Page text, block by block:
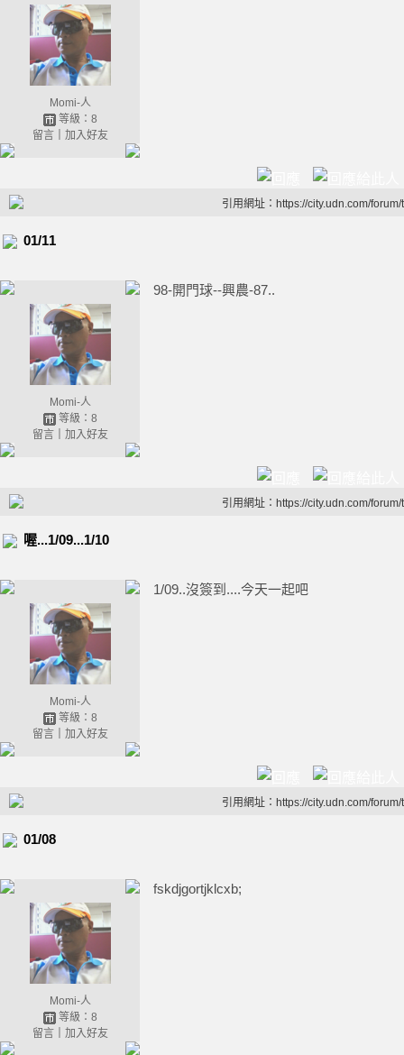
Momi-人
等級：8
留言｜ 加入好友
引用網址：https://city.udn.com/
01/11
Momi-人
等級：8
留言｜ 加入好友
98-開門球--興農-87..
引用網址：https://city.udn.com/
喔...1/09...1/10
Momi-人
等級：8
留言｜ 加入好友
1/09..沒簽到....今天一起吧
引用網址：https://city.udn.com/
01/08
Momi-人
等級：8
留言｜ 加入好友
fskdjgortjklcxb;